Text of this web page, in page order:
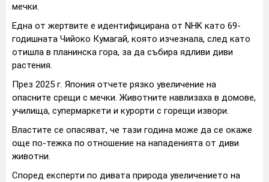
мечки.
Една от жертвите е идентифицирана от NHK като 69-
годишната Чийоко Кумагай, която изчезнала, след като
отишла в планинска гора, за да събира ядливи диви
растения.
През 2025 г. Япония отчете рязко увеличение на
опасните срещи с мечки. Животните навлизаха в домове,
училища, супермаркети и курорти с горещи извори.
Властите се опасяват, че тази година може да се окаже
още по-тежка по отношение на нападенията от диви
животни.
Според експерти по дивата природа увеличението на